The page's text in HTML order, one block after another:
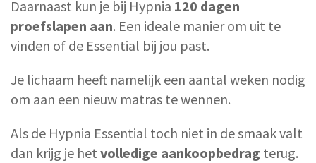
Daarnaast kun je bij Hypnia 120 dagen
proefslapen aan. Een ideale manier om uit te
vinden of de Essential bij jou past.
Je lichaam heeft namelijk een aantal weken nodig
om aan een nieuw matras te wennen.
Als de Hypnia Essential toch niet in de smaak valt
dan krijg je het volledige aankoopbedrag terug.